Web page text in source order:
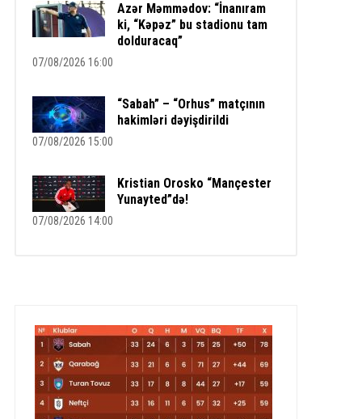
Azər Məmmədov: “İnanıram
ki, “Kəpəz” bu stadionu tam
dolduracaq”
07/08/2026 16:00
“Sabah” – “Orhus” matçının
hakimləri dəyişdirildi
07/08/2026 15:00
Kristian Orosko “Mançester
Yunayted”də!
07/08/2026 14:00